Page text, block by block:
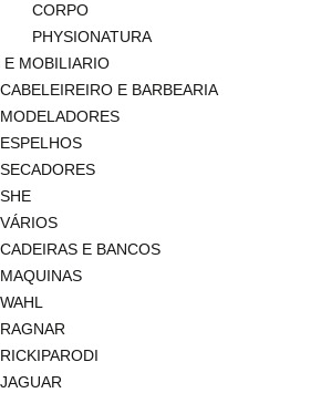
CORPO
PHYSIONATURA
E MOBILIARIO
CABELEIREIRO E BARBEARIA
MODELADORES
ESPELHOS
SECADORES
SHE
VÁRIOS
CADEIRAS E BANCOS
MAQUINAS
WAHL
RAGNAR
RICKIPARODI
JAGUAR